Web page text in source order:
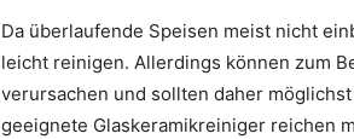
Da überlaufende Speisen meist nicht
leicht reinigen. Allerdings können zum
verursachen und sollten daher
geeignete Glaskeramikreiniger reichen